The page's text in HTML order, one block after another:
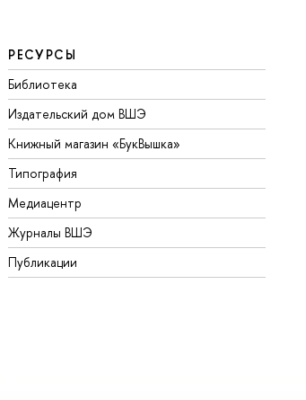
РЕСУРСЫ
Библиотека
Издательский дом ВШЭ
Книжный магазин «БукВышка»
Типография
Медиацентр
Журналы ВШЭ
Публикации